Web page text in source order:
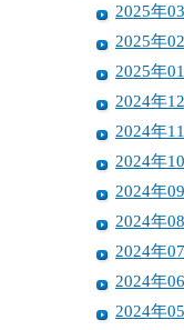
2025年
2025年
2025年
2024年
2024年
2024年
2024年
2024年
2024年
2024年
2024年